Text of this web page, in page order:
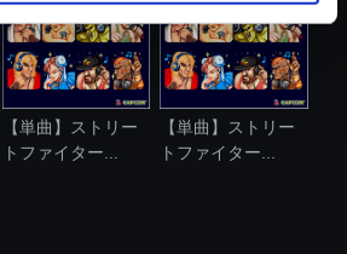
【単曲】ストリー
トファイター...
【単曲】ストリー
トファイター...